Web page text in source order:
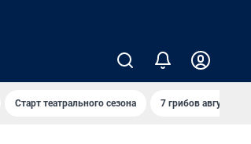
Старт театрального сезона 7 грибов августа